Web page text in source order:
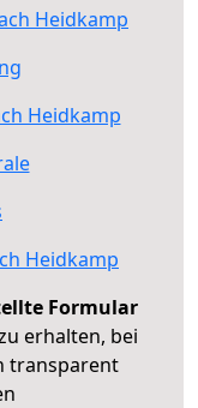
Heidkamp
Heidkamp
Heidkamp
Formular
erhalten, bei
transparent